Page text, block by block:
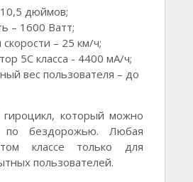
дюймов;
– 1600 Ватт;
– 25 км/ч;
5С класса - 4400 мА/ч;
вес пользователя – до
который можно
по бездорожью. Любая
классе только для
пользователей.